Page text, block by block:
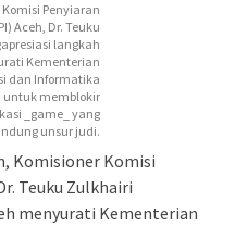
Penyiaran
Aceh, Dr. Teuku
langkah
Kementerian
dan Informatika
untuk memblokir
_game_ yang
unsur judi.
Komisioner Komisi
Teuku Zulkhairi
menyurati Kementerian